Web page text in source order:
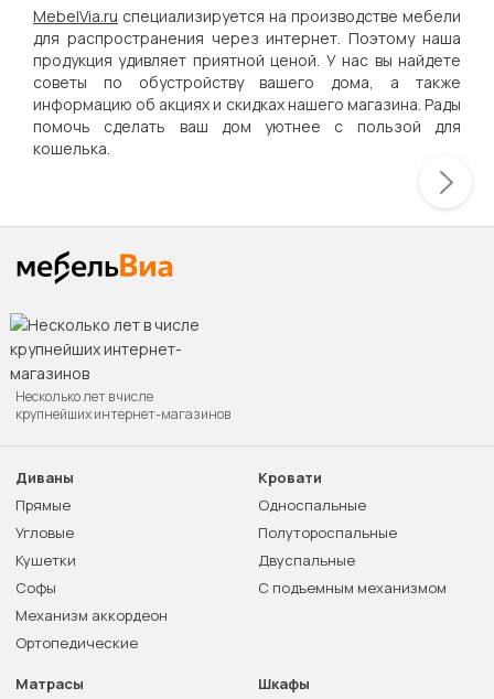
MebelVia.ru специализируется на производстве мебели
для распространения через интернет. Поэтому наша
продукция удивляет приятной ценой. У нас вы найдете
советы по обустройству вашего дома, а также
информацию об акциях и скидках нашего магазина. Рады
помочь сделать ваш дом уютнее с пользой для
кошелька.
Несколько лет в числе
крупнейших интернет-магазинов
Диваны
Прямые
Угловые
Кушетки
Софы
Механизм аккордеон
Ортопедические
Кровати
Односпальные
Полутороспальные
Двуспальные
С подъемным механизмом
Матрасы
Шкафы